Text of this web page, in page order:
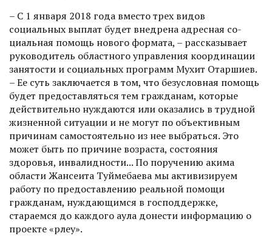
– С 1 января 2018 года вместо трех видов
социальных выплат будет внедрена адресная со­
циальная помощь нового форма­та, – рассказывает
руководитель областного управления координации
занятости и социальных программ Мухит Отаршиев.
– Ее суть заключается в том, что безусловная помощь
будет предоставляться тем гражданам, которые
действительно нуждаются или оказались в трудной
жизненной ситуации и не могут по объективным
причинам самостоятельно из нее выбраться. Это
может быть по причине возраста, состояния
здоровья, инвалидности... По поручению акима
области Жансеита Туймебаева мы активизируем
работу по предоставлению реальной помощи
гражданам, нуждающимся в гос­поддержке,
стараемся до каждого аула донести информацию о
проекте «Өрлеу».